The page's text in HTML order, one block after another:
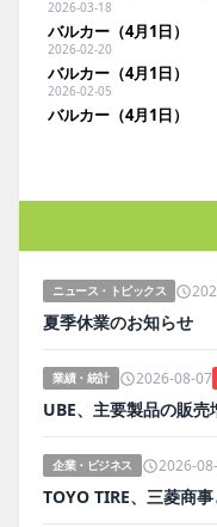
2026-03-18
バルカー（4月1日）
2026-02-20
バルカー（4月1日）
2026-02-05
バルカー（4月1日）
ニュース・トピックス
夏季休業のお知らせ
業績・統計 2026-08-07
UBE、主要製品の販
企業・ビジネス 2026-
TOYO TIRE、三菱商